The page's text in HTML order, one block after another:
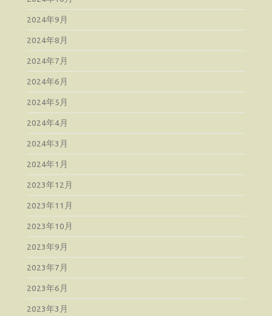
2024年9月
2024年8月
2024年7月
2024年6月
2024年5月
2024年4月
2024年3月
2024年1月
2023年12月
2023年11月
2023年10月
2023年9月
2023年7月
2023年6月
2023年3月